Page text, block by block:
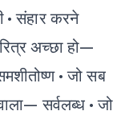
• संहार करने
अच्छा हो—
• जो सब
सर्वलब्ध • जो